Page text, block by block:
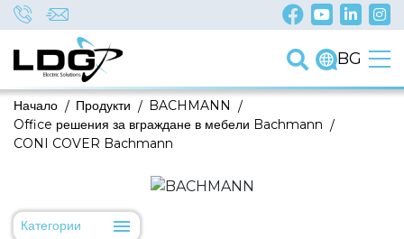
BG
/
Начало /
Продукти /
BACHMANN
/
Office решения за вграждане в мебели Bachmann
CONI COVER Bachmann
Категории